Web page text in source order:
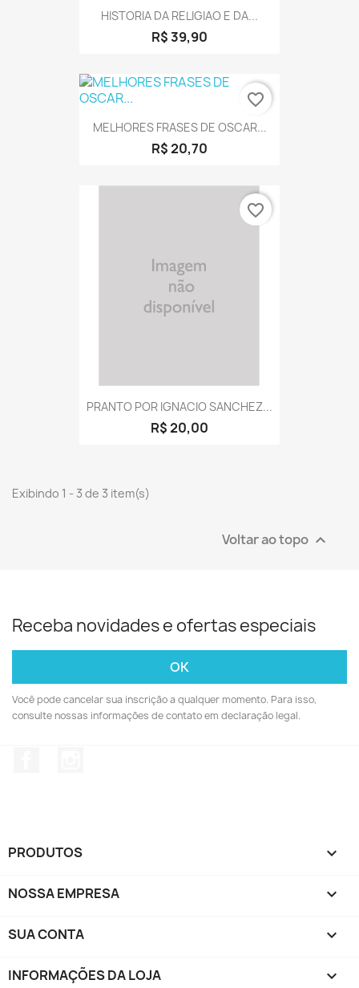
HISTORIA DA RELIGIAO E DA...
R$ 39,90
MELHORES FRASES DE OSCAR...
R$ 20,70
favorite_border
PRANTO POR IGNACIO SANCHEZ...
R$ 20,00
favorite_border
Exibindo 1 - 3 de 3 item(s)
Voltar ao topo 
Receba novidades e ofertas especiais
Você pode cancelar sua inscrição a qualquer momento. Para isso,
consulte nossas informações de contato em declaração legal.
PRODUTOS 
NOSSA EMPRESA 
SUA CONTA 
INFORMAÇÕES DA LOJA keyboard_arrow_down